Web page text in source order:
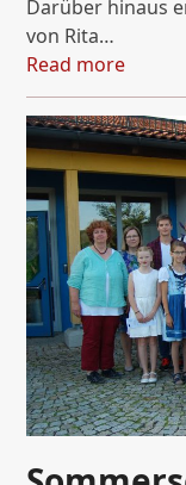
Darüber hinaus
von Rita…
Read more